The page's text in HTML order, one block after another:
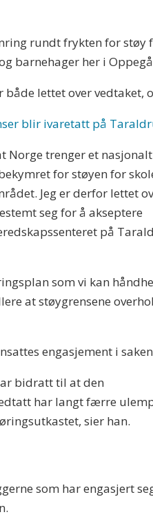
rundt frykten for støy
barnehager her i
både lettet over
blir ivaretatt på
Norge trenger et nasjonalt
for støyen for
Jeg er derfor lettet
seg for å akseptere
på
som vi kan
at støygrensene
engasjement i
bidratt til at den
har langt færre
sier han.
som har engasjert